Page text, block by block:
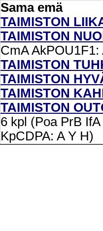
Sama emä
TAIMISTON
TAIMISTON
CmA AkPOU1F1:
TAIMISTON
TAIMISTON
TAIMISTON
TAIMISTON
6 kpl (Poa PrB
KpCDPA: A Y H)